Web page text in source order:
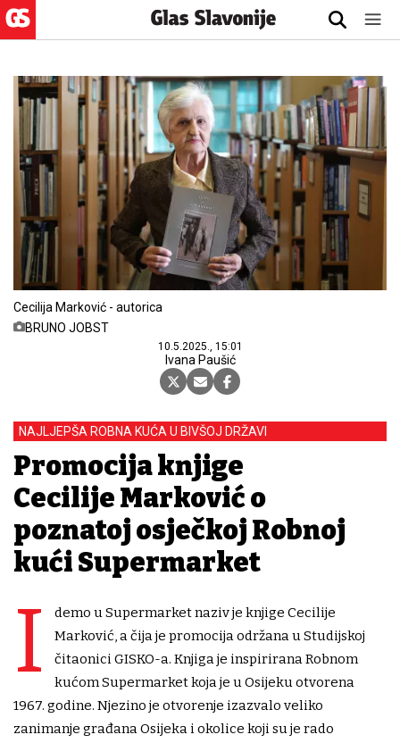
Cecilija Marković - autorica
BRUNO JOBST
10.5.2025., 15:01
Ivana Paušić
NAJLJEPŠA ROBNA KUĆA U BIVŠOJ DRŽAVI
Promocija knjige
Cecilije Marković o
poznatoj osječkoj Robnoj
kući Supermarket
I
demo u Supermarket naziv je knjige Cecilije
Marković, a čija je promocija održana u Studijskoj
čitaonici GISKO-a. Knjiga je inspirirana Robnom
kućom Supermarket koja je u Osijeku otvorena
1967. godine. Njezino je otvorenje izazvalo veliko
zanimanje građana Osijeka i okolice koji su je rado